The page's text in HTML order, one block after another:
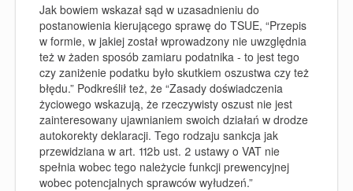
Jak bowiem wskazał sąd w uzasadnieniu do
postanowienia kierującego sprawę do TSUE, “Przepis
w formie, w jakiej został wprowadzony nie uwzględnia
też w żaden sposób zamiaru podatnika - to jest tego
czy zaniżenie podatku było skutkiem oszustwa czy też
błędu.” Podkreślił też, że “Zasady doświadczenia
życiowego wskazują, że rzeczywisty oszust nie jest
zainteresowany ujawnianiem swoich działań w drodze
autokorekty deklaracji. Tego rodzaju sankcja jak
przewidziana w art. 112b ust. 2 ustawy o VAT nie
spełnia wobec tego należycie funkcji prewencyjnej
wobec potencjalnych sprawców wyłudzeń.”